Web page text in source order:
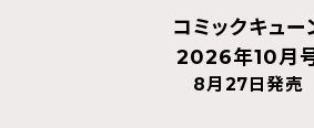
コミックキュー
2026年10月
8月27日発売